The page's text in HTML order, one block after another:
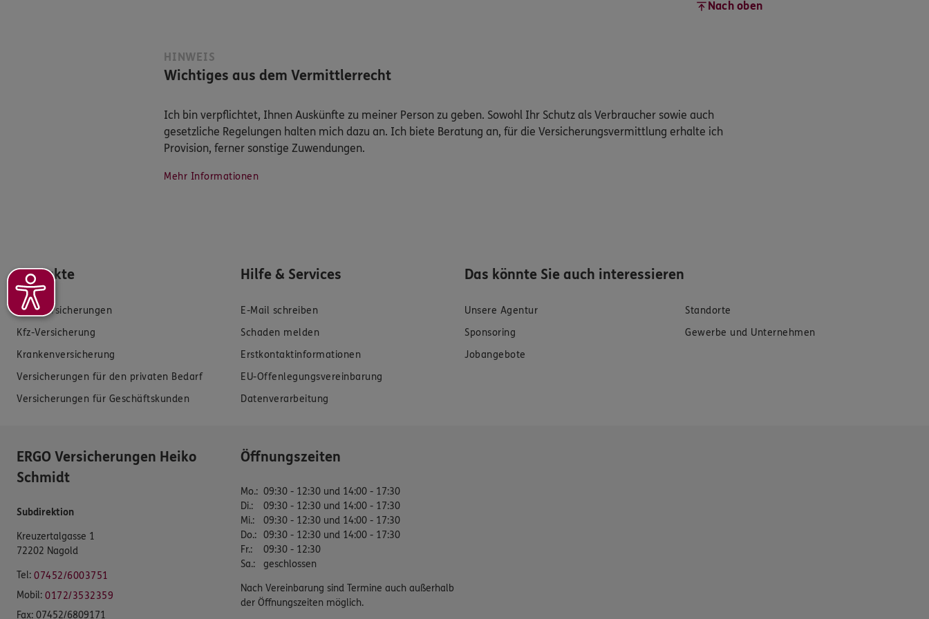
Nach oben
HINWEIS
Wichtiges aus dem Vermittlerrecht
Ich bin verpflichtet, Ihnen Auskünfte zu meiner Person zu geben. Sowohl Ihr Schutz als Verbraucher sowie auch
gesetzliche Regelungen halten mich dazu an. Ich biete Beratung an, für die Versicherungsvermittlung erhalte ich
Provision, ferner sonstige Zuwendungen.
Mehr Informationen
Produkte
Zahnversicherungen
Kfz-Versicherung
Krankenversicherung
Versicherungen für den privaten Bedarf
Versicherungen für Geschäftskunden
Hilfe & Services
E-Mail schreiben
Schaden melden
Erstkontaktinformationen
EU-Offenlegungsvereinbarung
Datenverarbeitung
Das könnte Sie auch interessieren
Unsere Agentur
Standorte
Sponsoring
Gewerbe und Unternehmen
Jobangebote
ERGO Versicherungen Heiko
Schmidt
Subdirektion
Kreuzertalgasse 1
72202 Nagold
Tel: 07452/6003751
Mobil: 0172/3532359
Fax: 07452/6809171
Öffnungszeiten
Mo.: 09:30 - 12:30 und 14:00 - 17:30
Di.:
09:30 - 12:30 und 14:00 - 17:30
Mi.:
09:30 - 12:30 und 14:00 - 17:30
Do.: 09:30 - 12:30 und 14:00 - 17:30
Fr.:
09:30 - 12:30
Sa.: geschlossen
Nach Vereinbarung sind Termine auch außerhalb
der Öffnungszeiten möglich.